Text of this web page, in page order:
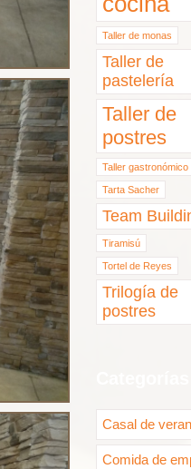
Taller de monas
Taller de
pastelería
Taller de
postres
Taller gastronómico
Tarta Sacher
Team
Tiramisú
Tortel de Reyes
Trilogía de
postres
Casal de
Comida de